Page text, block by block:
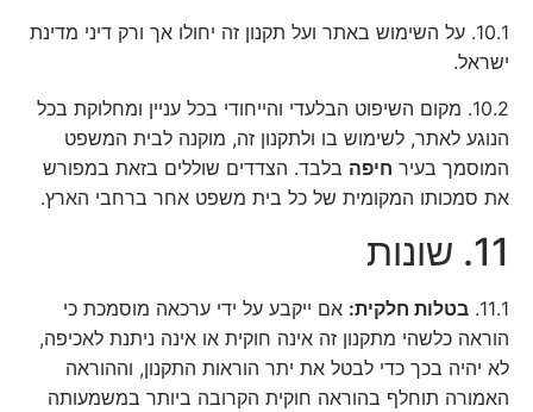
10.1. על השימוש באתר ועל תקנון זה יחולו אך ורק דיני מדינת
ישראל.
10.2. מקום השיפוט הבלעדי והייחודי בכל עניין ומחלוקת בכל
הנוגע לאתר, לשימוש בו ולתקנון זה, מוקנה לבית המשפט
המוסמך בעיר חיפה בלבד. הצדדים שוללים בזאת במפורש
את סמכותו המקומית של כל בית משפט אחר ברחבי הארץ.
11. שונות
11.1. בטלות חלקית: אם ייקבע על ידי ערכאה מוסמכת כי
הוראה כלשהי מתקנון זה אינה חוקית או אינה ניתנת לאכיפה,
לא יהיה בכך כדי לבטל את יתר הוראות התקנון, וההוראה
האמורה תוחלף בהוראה חוקית הקרובה ביותר במשמעותה